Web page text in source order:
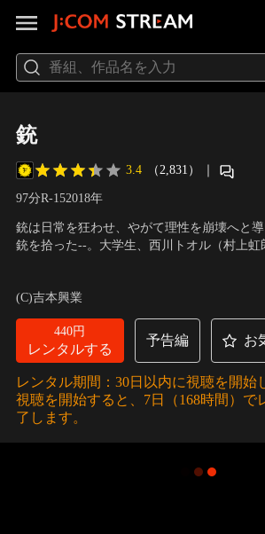
銃
3.4 （2,831） ｜
97分R-152018年
銃は日常を狂わせ、やがて理性を崩壊へと
銃を拾った--。大学生、西川トオル（村上虹
て、かけがえのない宝物のような存在になっ
めるほどに、触れたならば触れるほどに…。
(C)吉本興業
440円
レンタルする
予告編 お
レンタル期間：30日以内に視聴を開始
視聴を開始すると、7日（168時間）で
了します。